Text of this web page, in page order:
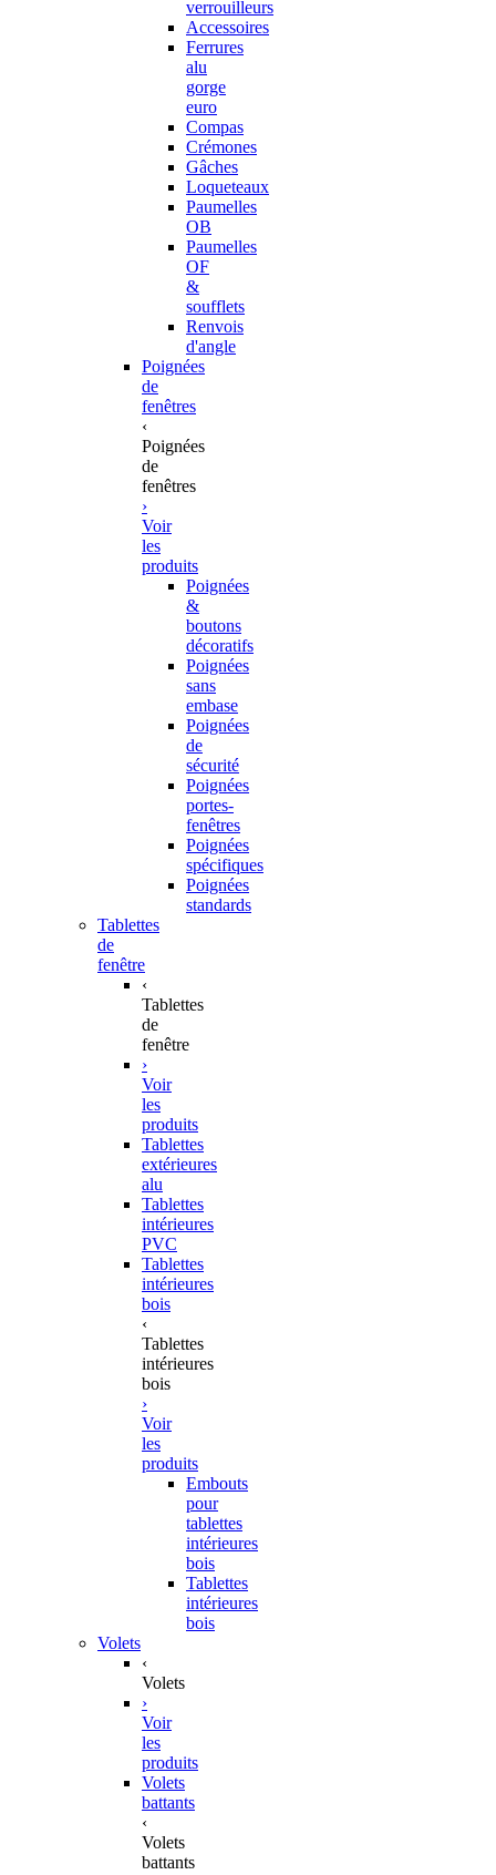
verrouilleurs
Accessoires
Ferrures
alu
gorge
euro
Compas
Crémones
Gâches
Loqueteaux
Paumelles
OB
Paumelles
OF
&
soufflets
Renvois
d'angle
Poignées
de
fenêtres
‹
Poignées
de
fenêtres
›
Voir
les
produits
Poignées
&
boutons
décoratifs
Poignées
sans
embase
Poignées
de
sécurité
Poignées
portes-
fenêtres
Poignées
spécifiques
Poignées
standards
Tablettes
de
fenêtre
‹
Tablettes
de
fenêtre
›
Voir
les
produits
Tablettes
extérieures
alu
Tablettes
intérieures
PVC
Tablettes
intérieures
bois
‹
Tablettes
intérieures
bois
›
Voir
les
produits
Embouts
pour
tablettes
intérieures
bois
Tablettes
intérieures
bois
Volets
‹
Volets
›
Voir
les
produits
Volets
battants
‹
Volets
battants